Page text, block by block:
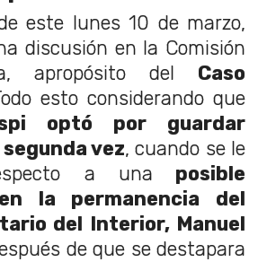
este lunes 10 de marzo,
discusión en la Comisión
apropósito del Caso
esto considerando que
optó por guardar
vez, cuando se le
a una posible
la permanencia del
del Interior, Manuel
de que se destapara